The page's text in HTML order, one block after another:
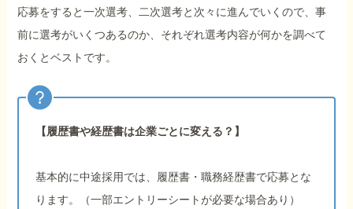
応募をすると一次選考、二次選考と次々に進んでいくので、事
前に選考がいくつあるのか、それぞれ選考内容が何かを調べて
おくとベストです。
【履歴書や経歴書は企業ごとに変える？】
基本的に中途採用では、履歴書・職務経歴書で応募とな
ります。（一部エントリーシートが必要な場合あり）